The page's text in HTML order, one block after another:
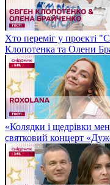
Хто переміг у проєкті
Клопотенка та Олени
«Колядки і щедрівки
святковий концерт